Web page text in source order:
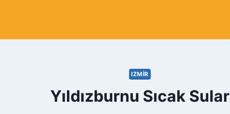
IZMIR
Yıldızburnu Sıcak Sular